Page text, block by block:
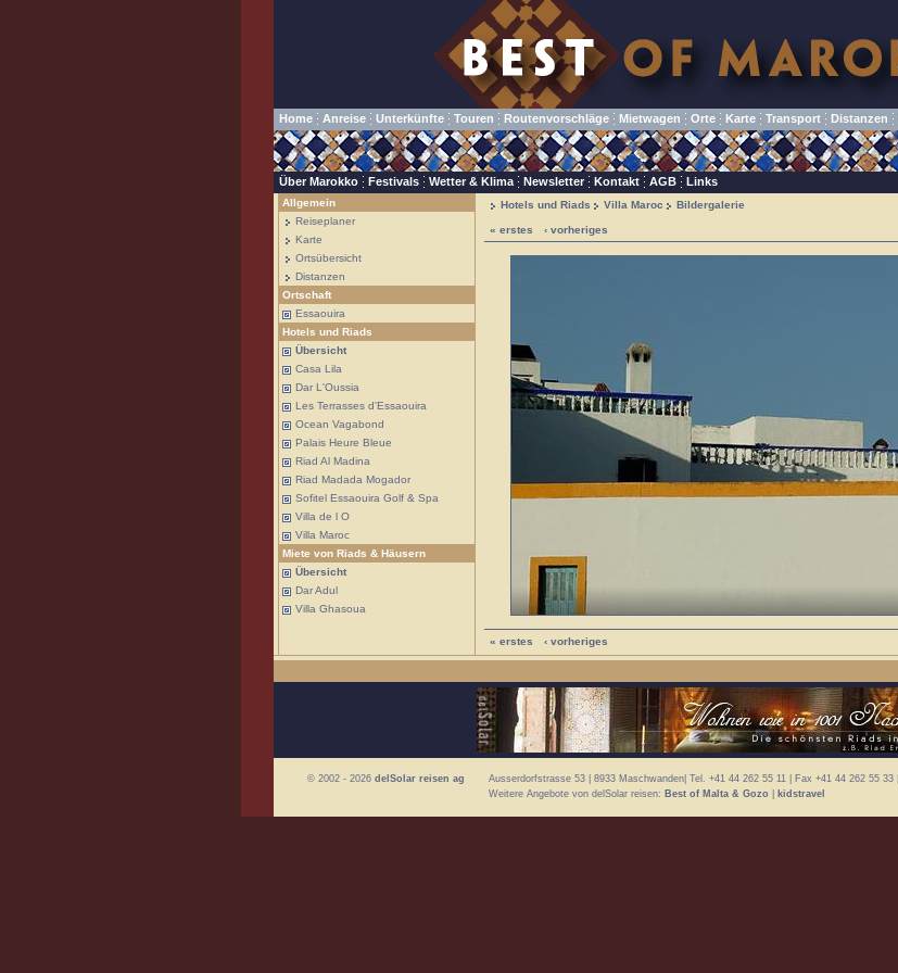
Home Anreise Unterkünfte Touren Routenvorschläge Mietwagen Orte Karte Transport Distanzen
Über Marokko Festivals Wetter & Klima Newsletter Kontakt AGB Links
Allgemein
Reiseplaner
Karte
Ortsübersicht
Distanzen
Ortschaft
Essaouira
Hotels und Riads
Übersicht
Casa Lila
Dar L'Oussia
Les Terrasses d'Essaouira
Ocean Vagabond
Palais Heure Bleue
Riad Al Madina
Riad Madada Mogador
Sofitel Essaouira Golf & Spa
Villa de l O
Villa Maroc
Miete von Riads & Häusern
Übersicht
Dar Adul
Villa Ghasoua
Hotels und Riads Villa Maroc Bildergalerie
« erstes ‹ vorheriges
« erstes ‹ vorheriges
© 2002 - 2026 delSolar reisen ag Ausserdorfstrasse 53 | 8933 Maschwanden| Tel. +41 44 262 55 11 | Fax +41 44 262 55 33 |
Weitere Angebote von delSolar reisen: Best of Malta & Gozo kidstravel